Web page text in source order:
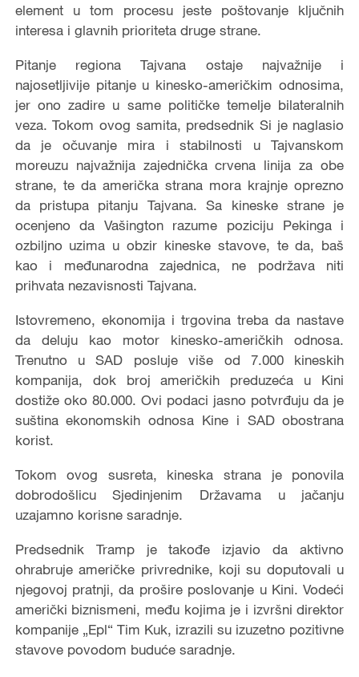
element u tom procesu jeste poštovanje ključnih
interesa i glavnih prioriteta druge strane.
Pitanje regiona Tajvana ostaje najvažnije i
najosetljivije pitanje u kinesko-američkim odnosima,
jer ono zadire u same političke temelje bilateralnih
veza. Tokom ovog samita, predsednik Si je naglasio
da je očuvanje mira i stabilnosti u Tajvanskom
moreuzu najvažnija zajednička crvena linija za obe
strane, te da američka strana mora krajnje oprezno
da pristupa pitanju Tajvana. Sa kineske strane je
ocenjeno da Vašington razume poziciju Pekinga i
ozbiljno uzima u obzir kineske stavove, te da, baš
kao i međunarodna zajednica, ne podržava niti
prihvata nezavisnosti Tajvana.
Istovremeno, ekonomija i trgovina treba da nastave
da deluju kao motor kinesko-američkih odnosa.
Trenutno u SAD posluje više od 7.000 kineskih
kompanija, dok broj američkih preduzeća u Kini
dostiže oko 80.000. Ovi podaci jasno potvrđuju da je
suština ekonomskih odnosa Kine i SAD obostrana
korist.
Tokom ovog susreta, kineska strana je ponovila
dobrodošlicu Sjedinjenim Državama u jačanju
uzajamno korisne saradnje.
Predsednik Tramp je takođe izjavio da aktivno
ohrabruje američke privrednike, koji su doputovali u
njegovoj pratnji, da prošire poslovanje u Kini. Vodeći
američki biznismeni, među kojima je i izvršni direktor
kompanije „Epl“ Tim Kuk, izrazili su izuzetno pozitivne
stavove povodom buduće saradnje.